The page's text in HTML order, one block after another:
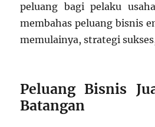
peluang bagi pelaku
membahas peluang bisnis
memulainya, strategi
Peluang Bisnis
Batangan